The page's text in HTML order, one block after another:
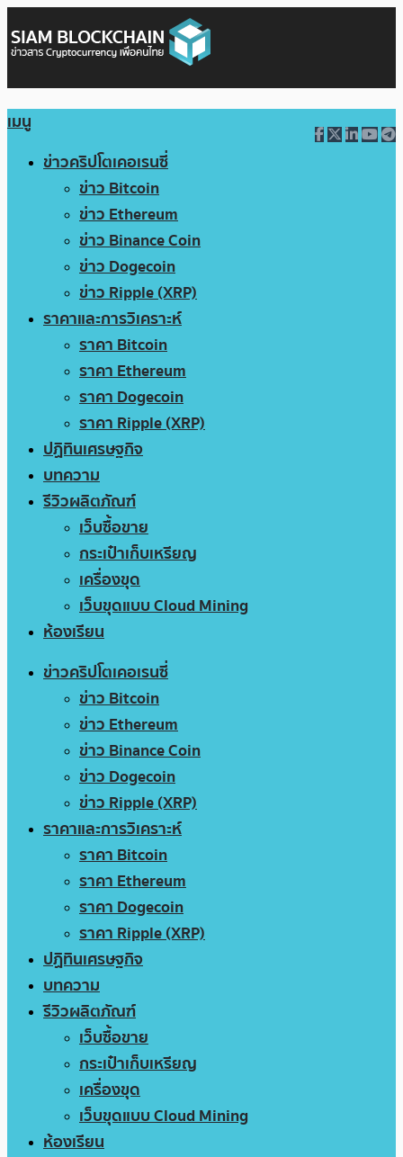
เมนู
ข่าวคริปโตเคอเรนซี่
ข่าว Bitcoin
ข่าว Ethereum
ข่าว Binance Coin
ข่าว Dogecoin
ข่าว Ripple (XRP)
ราคาและการวิเคราะห์
ราคา Bitcoin
ราคา Ethereum
ราคา Dogecoin
ราคา Ripple (XRP)
ปฏิทินเศรษฐกิจ
บทความ
รีวิวผลิตภัณฑ์
เว็บซื้อขาย
กระเป๋าเก็บเหรียญ
เครื่องขุด
เว็บขุดแบบ Cloud Mining
ห้องเรียน
ข่าวคริปโตเคอเรนซี่
ข่าว Bitcoin
ข่าว Ethereum
ข่าว Binance Coin
ข่าว Dogecoin
ข่าว Ripple (XRP)
ราคาและการวิเคราะห์
ราคา Bitcoin
ราคา Ethereum
ราคา Dogecoin
ราคา Ripple (XRP)
ปฏิทินเศรษฐกิจ
บทความ
รีวิวผลิตภัณฑ์
เว็บซื้อขาย
กระเป๋าเก็บเหรียญ
เครื่องขุด
เว็บขุดแบบ Cloud Mining
ห้องเรียน